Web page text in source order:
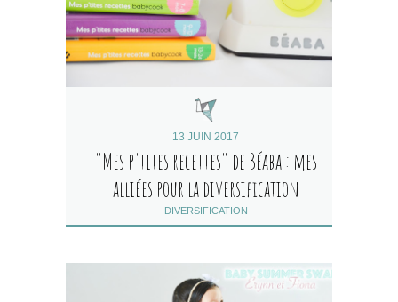
13 JUIN 2017
"Mes p'tites recettes" de Béaba : mes
alliées pour la diversification
DIVERSIFICATION